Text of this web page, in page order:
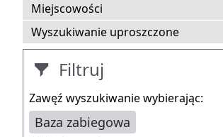
Miejscowości
Wyszukiwanie uproszczone
Filtruj
Zawęź wyszukiwanie wybierając:
Baza zabiegowa